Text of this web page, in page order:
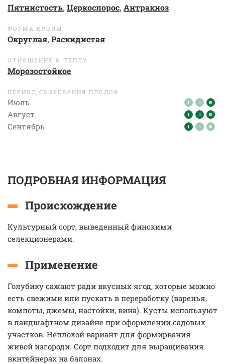
Пятнистость, Церкоспорос, Антракноз
ФОРМА КРОНЫ
Округлая, Раскидистая
ОТНОШЕНИЕ К ТЕПЛУ
Морозостойкое
ПЕРИОД СОЗРЕВАНИЯ ПЛОДОВ
Июль
Август
Сентябрь
ПОДРОБНАЯ ИНФОРМАЦИЯ
Происхождение
Культурный сорт, выведенный финскими
селекционерами.
Применение
Голубику сажают ради вкусных ягод, которые можно
есть свежими или пускать в переработку (варенья,
компоты, джемы, настойки, вина). Кусты используют
в ландшафтном дизайне при оформлении садовых
участков. Неплохой вариант для формирвания
живой изгороди. Сорт подходит для выращивания
вкнтейнерах на балонах.